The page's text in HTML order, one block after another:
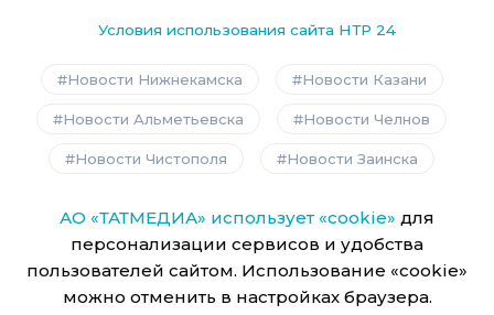
Условия использования сайта НТР 24
Новости Нижнекамска Новости Казани
Новости Альметьевска Новости Челнов
Новости Чистополя Новости Заинска
АО «ТАТМЕДИА» использует «cookie» для
персонализации сервисов и удобства
пользователей сайтом. Использование «cookie»
можно отменить в настройках браузера.